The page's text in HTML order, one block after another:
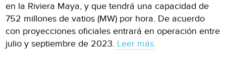
en la Riviera Maya, y que tendrá una capacidad de
752 millones de vatios (MW) por hora. De acuerdo
con proyecciones oficiales entrará en operación entre
julio y septiembre de 2023. Leer más.